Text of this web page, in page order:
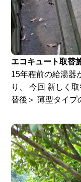
エコキュート取替
15年程前の給湯器
り、 今回 新しく
替後＞ 薄型タイプ